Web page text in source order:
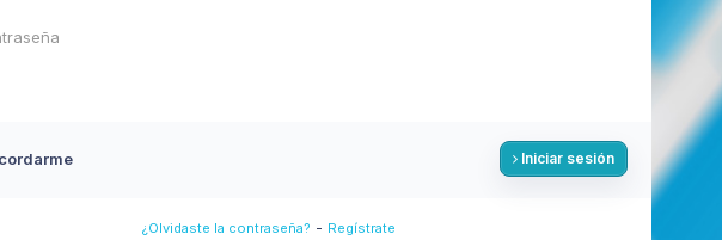
Iniciar sesión
¿Olvidaste la contraseña? - Regístrate